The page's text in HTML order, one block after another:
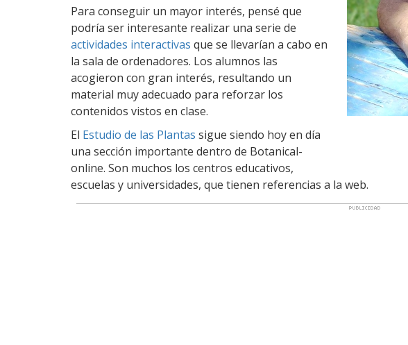
Para conseguir un mayor interés, pensé que
podría ser interesante realizar una serie de
actividades interactivas que se llevarían a cabo en
la sala de ordenadores. Los alumnos las
acogieron con gran interés, resultando un
material muy adecuado para reforzar los
contenidos vistos en clase.
El Estudio de las Plantas sigue siendo hoy en día
una sección importante dentro de Botanical-
online. Son muchos los centros educativos,
escuelas y universidades, que tienen referencias a la web.